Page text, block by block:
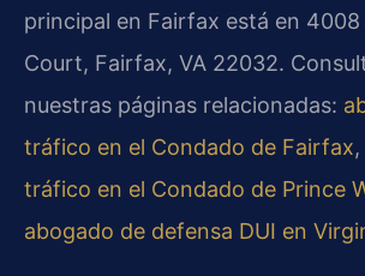
principal en Fairfax está en 4008
Court, Fairfax, VA 22032.
nuestras páginas relacionadas:
tráfico en el Condado de Fairfax,
tráfico en el Condado de Prince
abogado de defensa DUI en